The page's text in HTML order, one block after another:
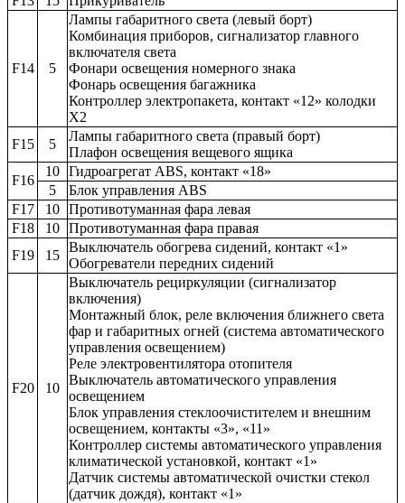
F14 5
Лампы габаритного света (левый борт)
Комбинация приборов, сигнализатор главного
включателя света
Фонари освещения номерного знака
Фонарь освещения багажника
Контроллер электропакета, контакт «12» колодки
X2
F15
5
Лампы габаритного света (правый борт)
Плафон освещения вещевого ящика
F16
10 Гидроагрегат ABS, контакт «18»
5
Блок управления ABS
F17
10 Противотуманная фара левая
F18
10 Противотуманная фара правая
F19
15
Выключатель обогрева сидений, контакт «1»
Обогреватели передних сидений
F20 10
Выключатель рециркуляции (сигнализатор
включения)
Монтажный блок, реле включения ближнего света
фар и габаритных огней (система автоматического
управления освещением)
Реле электровентилятора отопителя
Выключатель автоматического управления
освещением
Блок управления стеклоочистителем и внешним
освещением, контакты «3», «11»
Контроллер системы автоматического управления
климатической установкой, контакт «1»
Датчик системы автоматической очистки стекол
(датчик дождя), контакт «1»